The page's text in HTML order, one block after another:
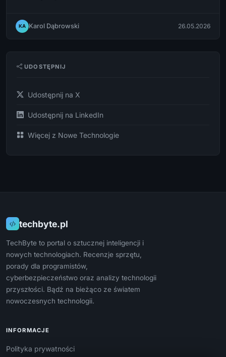
KA Karol Dąbrowski 26.05.2026
UDOSTĘPNIJ
Udostępnij na X
Udostępnij na LinkedIn
Więcej z Nowe Technologie
techbyte.pl
TechByte to portal o sztucznej inteligencji i
nowych technologiach. Recenzje sprzętu,
porady dla programistów,
cyberbezpieczeństwo oraz analizy technologii
przyszłości. Bądź na bieżąco ze światem
nowoczesnych technologii.
INFORMACJE
Polityka prywatności